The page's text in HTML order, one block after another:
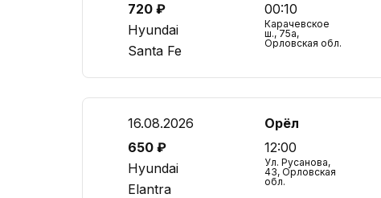
720 ₽
Hyundai
Santa Fe
00:10
Карачевское
ш., 75а,
Орловская обл.
16.08.2026
650 ₽
Hyundai
Elantra
Орёл
12:00
Ул. Русанова,
43, Орловская
обл.